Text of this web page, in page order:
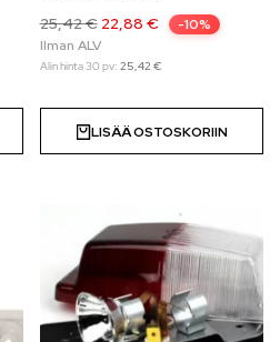
25,42€ 22,88 € -10%
Alin hinta 30 pv: 25,42 €
LISÄÄ OSTOSKORIIN